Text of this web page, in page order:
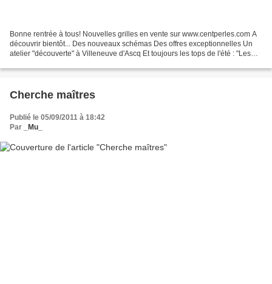
Bonne rentrée à tous! Nouvelles grilles en vente sur www.centperles.com A
découvrir bientôt... Des nouveaux schémas Des offres exceptionnelles Un
atelier "découverte" à Villeneuve d'Ascq Et toujours les tops de l'été : "Les
Cherche maîtres
Publié le 05/09/2011 à 18:42
Par
_Mu_